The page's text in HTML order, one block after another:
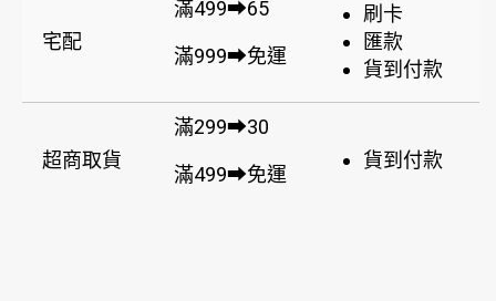
宅配
滿499➡65
滿999➡免運
刷卡
匯款
貨到付款
超商取貨
滿299➡30
滿499➡免運
貨到付款